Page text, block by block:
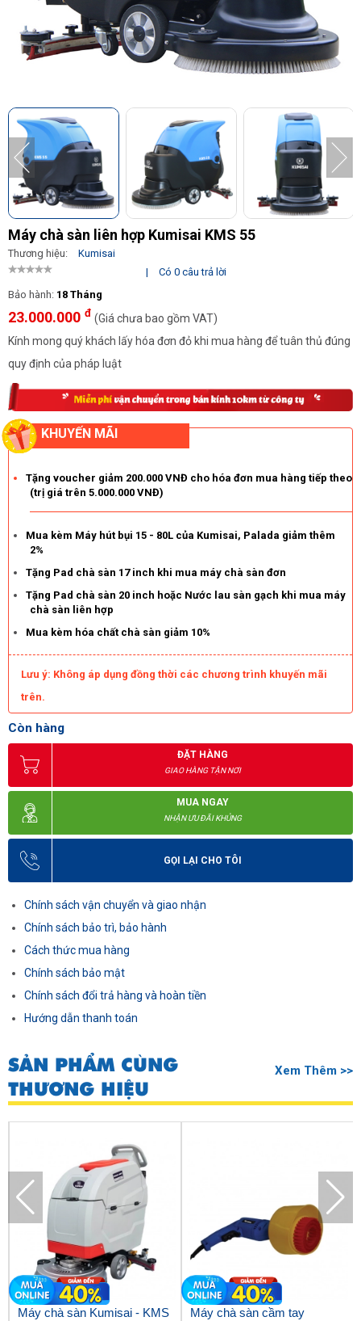
Máy chà sàn liên hợp Kumisai KMS 55
Thương hiệu:
Kumisai
|
Có 0 câu trả lời
Bảo hành: 18 Tháng
23.000.000 đ (Giá chưa bao gồm VAT)
Kính mong quý khách lấy hóa đơn đỏ khi mua hàng để tuân thủ đúng
quy định của pháp luật
KHUYẾN MÃI
Tặng voucher giảm 200.000 VNĐ cho hóa đơn mua hàng tiếp theo
(trị giá trên 5.000.000 VNĐ)
Mua kèm Máy hút bụi 15 - 80L của Kumisai, Palada giảm thêm
2%
Tặng Pad chà sàn 17 inch khi mua máy chà sàn đơn
Tặng Pad chà sàn 20 inch hoặc Nước lau sàn gạch khi mua máy
chà sàn liên hợp
Mua kèm hóa chất chà sàn giảm 10%
Lưu ý: Không áp dụng đồng thời các chương trình khuyến mãi
trên.
Còn hàng
ĐẶT HÀNG
GIAO HÀNG TẬN NƠI
MUA NGAY
NHẬN ƯU ĐÃI KHỦNG
GỌI LẠI CHO TÔI
Chính sách vận chuyển và giao nhận
Chính sách bảo trì, bảo hành
Cách thức mua hàng
Chính sách bảo mật
Chính sách đổi trả hàng và hoàn tiền
Hướng dẫn thanh toán
SẢN PHẨM CÙNG
THƯƠNG HIỆU
Xem Thêm >>
Máy chà sàn Kumisai - KMS
Máy chà sàn cầm tay